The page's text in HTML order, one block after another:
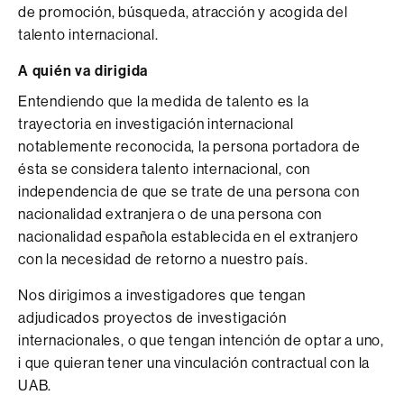
de promoción, búsqueda, atracción y acogida del
talento internacional.
A quién va dirigida
Entendiendo que la medida de talento es la
trayectoria en investigación internacional
notablemente reconocida, la persona portadora de
ésta se considera talento internacional, con
independencia de que se trate de una persona con
nacionalidad extranjera o de una persona con
nacionalidad española establecida en el extranjero
con la necesidad de retorno a nuestro país.
Nos dirigimos a investigadores que tengan
adjudicados proyectos de investigación
internacionales, o que tengan intención de optar a uno,
i que quieran tener una vinculación contractual con la
UAB.